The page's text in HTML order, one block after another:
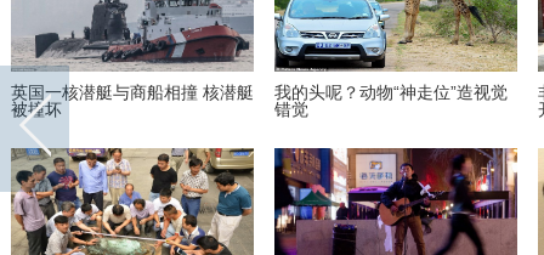
英国一核潜艇与商船相撞 核潜艇
被撞坏
我的头呢？动物“神走位”造视觉
错觉